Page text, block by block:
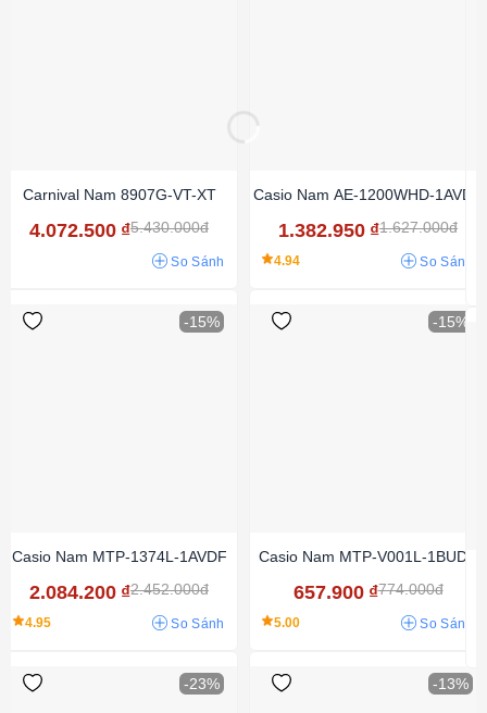
Carnival Nam 8907G-VT-XT
4.072.500 ₫5.430.000đ
So Sánh
Casio Nam AE-1200WHD-1AVDF
1.382.950 ₫1.627.000đ
4.94 So Sánh
-15%
Casio Nam MTP-1374L-1AVDF
2.084.200 ₫2.452.000đ
4.95 So Sánh
-15%
Casio Nam MTP-V001L-1BUDF
657.900 ₫774.000đ
5.00 So Sánh
-23% -13%